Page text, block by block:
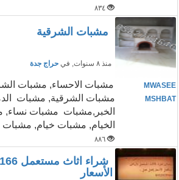
٨٣٤
مشبات الشرقية
منذ ٨ سنوات , في حراج جدة
MWASEE
MSHBAT
مشبات الاحساء, مشبات
مشبات الشرقية, مشبات
الخبر,مشبات مشبات نساء,
الخيام, مشبات خيام, مشبات
٨٨٦
الأسعار